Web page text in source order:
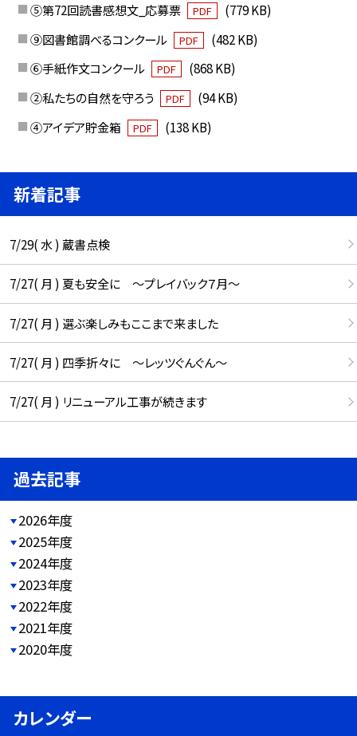
⑤第72回読書感想文_応募票
PDF
(779 KB)
⑨図書館調べるコンクール
PDF
(482 KB)
⑥手紙作文コンクール
PDF
(868 KB)
②私たちの自然を守ろう
PDF
(94 KB)
④アイデア貯金箱
PDF (138 KB)
新着記事
7/29( 水 ) 蔵書点検
7/27( 月 ) 夏も安全に ～プレイバック７月～
7/27( 月 ) 選ぶ楽しみもここまで来ました
7/27( 月 ) 四季折々に ～レッツぐんぐん～
7/27( 月 ) リニューアル工事が続きます
過去記事
2026年度
2025年度
2024年度
2023年度
2022年度
2021年度
2020年度
カレンダー